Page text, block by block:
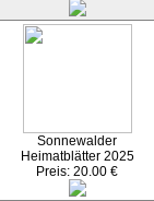
Sonnewalder
Heimatblätter 2025
Preis: 20.00 €